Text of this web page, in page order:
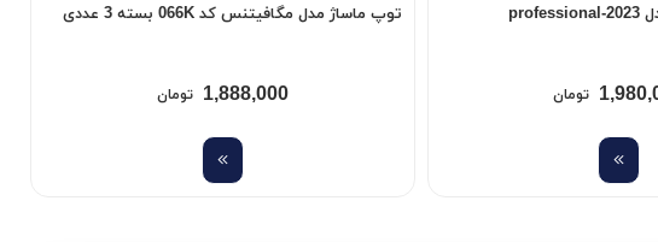
زیرانداز یوگا شارک مدل professional-2023
تومان
توپ ماساژ مدل مگافیتنس کد 066K بسته 3 عددی
1,888,000 تومان